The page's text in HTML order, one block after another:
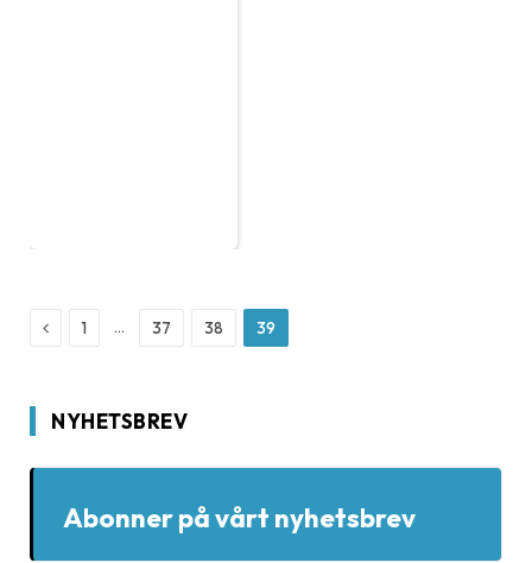
Previous
1 … 37 38 39
NYHETSBREV
Abonner på vårt nyhetsbrev